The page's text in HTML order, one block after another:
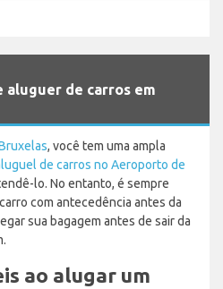
aluguer de carros em
, você tem uma ampla
de carros no Aeroporto de
lo. No entanto, é sempre
com antecedência antes da
sua bagagem antes de sair da
ao alugar um